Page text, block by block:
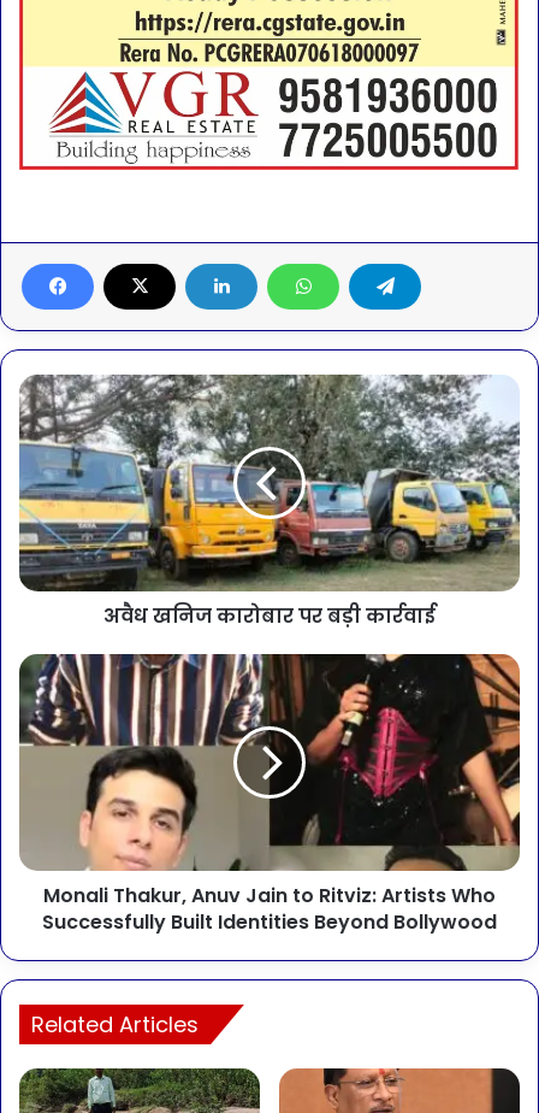
अवैध खनिज कारोबार पर बड़ी कार्रवाई
Monali Thakur, Anuv Jain to Ritviz: Artists Who
Successfully Built Identities Beyond Bollywood
Related Articles